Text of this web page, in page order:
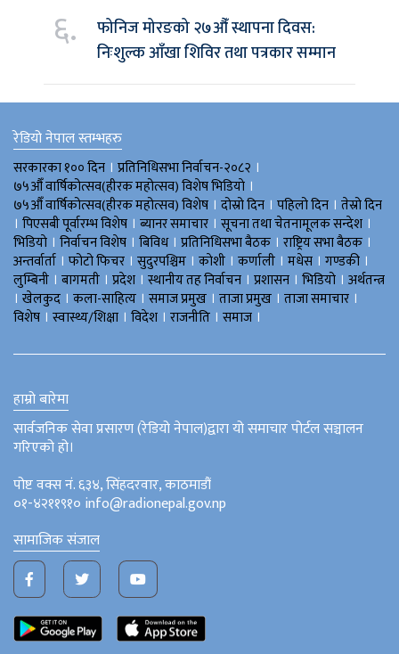
६.
फोनिज मोरङको २७औँ स्थापना दिवस:
निःशुल्क आँखा शिविर तथा पत्रकार सम्मान
रेडियो नेपाल स्तम्भहरु
सरकारका १०० दिन । प्रतिनिधिसभा निर्वाचन-२०८२ ।
७५औँ वार्षिकोत्सव(हीरक महोत्सव) विशेष भिडियाे ।
७५औँ वार्षिकोत्सव(हीरक महोत्सव) विशेष । दोस्रो दिन । पहिलो दिन । तेस्रो दिन
। पिएसबी पूर्वारम्भ विशेष । ब्यानर समाचार । सूचना तथा चेतनामूलक सन्देश ।
भिडियाे । निर्वाचन विशेष । बिविध। प्रतिनिधिसभा बैठक । राष्ट्रिय सभा बैठक ।
अन्तर्वार्ता । फोटो फिचर । सुदुरपश्चिम । काेशी । कर्णाली । मधेस । गण्डकी ।
लुम्बिनी । बागमती । प्रदेश । स्थानीय तह निर्वाचन । प्रशासन । भिडियो । अर्थतन्त्र
। खेलकुद । कला-साहित्य । समाज प्रमुख । ताजा प्रमुख । ताजा समाचार ।
विशेष । स्वास्थ्य/शिक्षा । विदेश । राजनीति । समाज ।
हाम्रो बारेमा
सार्वजनिक सेवा प्रसारण (रेडियो नेपाल)द्वारा यो समाचार पोर्टल सञ्चालन
गरिएको हो।
पोष्ट वक्स नं. ६३४, सिंहदरवार, काठमाडौं
०१-४२११९१० info@radionepal.gov.np
सामाजिक संजाल